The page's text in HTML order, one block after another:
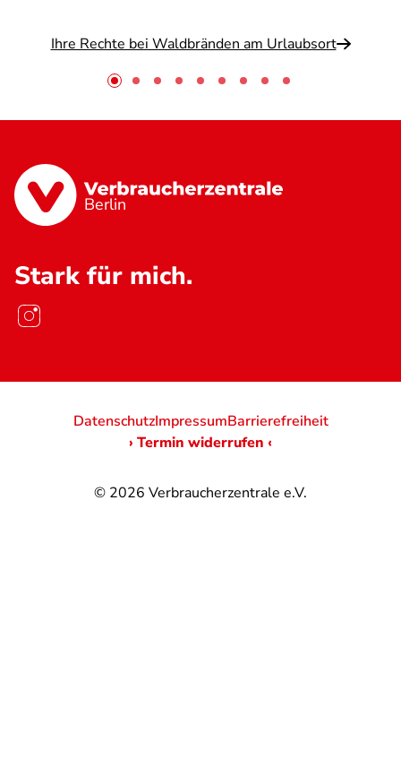
Ihre Rechte bei Waldbränden am Urlaubsort
Berlin
Stark für mich.
© 2026 Verbraucherzentrale e.V.
DatenschutzImpressumBarrierefreiheit
› Termin widerrufen ‹